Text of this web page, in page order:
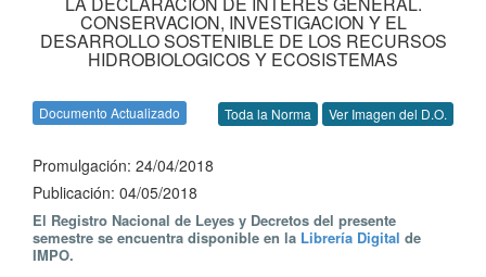
CONSERVACION, INVESTIGACION Y EL
DESARROLLO SOSTENIBLE DE LOS RECURSOS
HIDROBIOLOGICOS Y ECOSISTEMAS
Documento Actualizado Toda la Norma Ver Imagen del D.O.
Promulgación: 24/04/2018
Publicación: 04/05/2018
El Registro Nacional de Leyes y Decretos del presente
semestre se encuentra disponible en la Librería Digital de
IMPO.